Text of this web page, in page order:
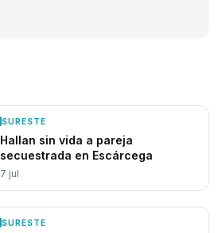
SURESTE
Hallan sin vida a pareja
secuestrada en Escárcega
7 jul
SURESTE